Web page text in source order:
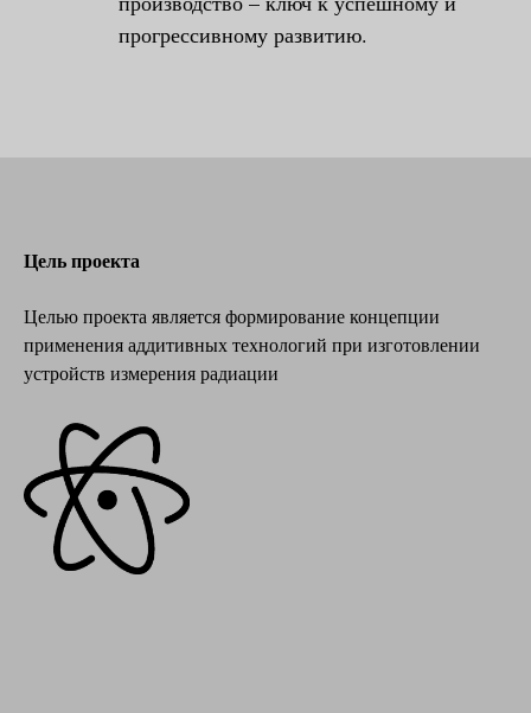
прогрессивному развитию.
Цель проекта
Целью проекта является формирование концепции
применения аддитивных технологий при изготовлении
устройств измерения радиации